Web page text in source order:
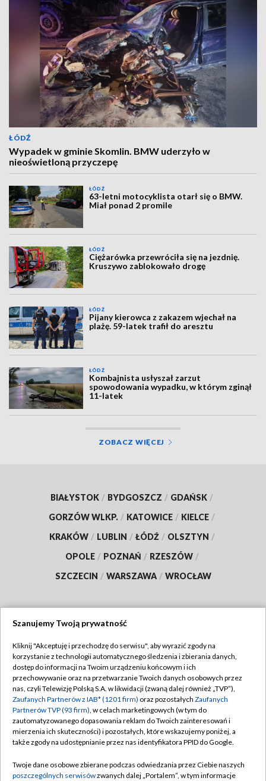
ŁÓDŹ
Wypadek w gminie Skomlin. BMW uderzyło w
nieoświetloną przyczepę
ŁÓDŹ
63-letni motocyklista otarł się o BMW.
Miał ponad 2 promile
ŁÓDŹ
Ciężarówka przewróciła się na jezdnię.
Kruszywo zablokowało drogę
ŁÓDŹ
Pijany kierowca z zakazem wjechał na
plażę. 59-latek trafił do aresztu
ŁÓDŹ
Kombajnista usłyszał zarzut
spowodowania wypadku, w którym zginął
11-latek
ZOBACZ WIĘCEJ
BIAŁYSTOK / BYDGOSZCZ / GDAŃSK /
GORZÓW WLKP. / KATOWICE / KIELCE /
KRAKÓW / LUBLIN / ŁÓDŹ / OLSZTYN /
OPOLE / POZNAŃ / RZESZÓW /
SZCZECIN / WARSZAWA / WROCŁAW
TVP
Abonament TVP
Emisja w TVP
Centrum informacji TVP
Naziemna Telewizja Cyfrowa
Rada Programowa
Regulamin TVP
Polityka prywatności
Moje zgody
Pomoc
Kontakt
Szanujemy Twoją prywatność
Kliknij "Akceptuję i przechodzę do serwisu", aby wyrazić zgody na
korzystanie z technologii automatycznego śledzenia i zbierania danych,
dostęp do informacji na Twoim urządzeniu końcowym i ich
przechowywanie oraz na przetwarzanie Twoich danych osobowych przez
nas, czyli Telewizję Polską S.A. w likwidacji (zwaną dalej również „TVP”),
Zaufanych Partnerów z IAB* (1201 firm) oraz pozostałych Zaufanych
Partnerów TVP (93 firm), w celach marketingowych (w tym do
zautomatyzowanego dopasowania reklam do Twoich zainteresowań i
mierzenia ich skuteczności) i pozostałych, które wskazujemy poniżej, a
także zgody na udostępnianie przez nas identyfikatora PPID do Google.
Twoje dane osobowe zbierane podczas odwiedzania przez Ciebie naszych
poszczególnych serwisówzwanych dalej „Portalem”, w tym informacje